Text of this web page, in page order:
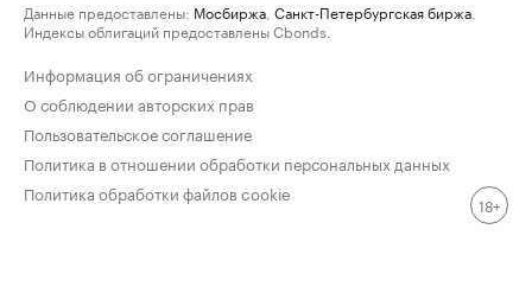
Данные предоставлены: Мосбиржа Санкт-Петербургская биржа
Индексы облигаций предоставлены Cbonds.
Информация об ограничениях
О соблюдении авторских прав
Пользовательское соглашение
Политика в отношении обработки персональных данных
Политика обработки файлов cookie
18+